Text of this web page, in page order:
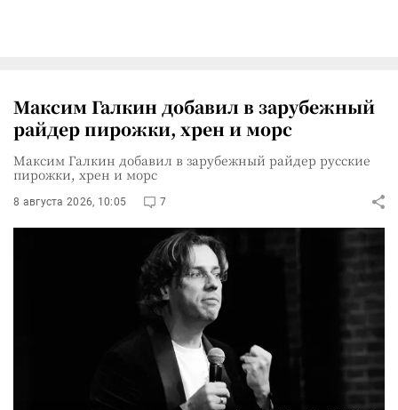
Максим Галкин добавил в зарубежный
райдер пирожки, хрен и морс
Максим Галкин добавил в зарубежный райдер русские
пирожки, хрен и морс
8 августа 2026, 10:05 7